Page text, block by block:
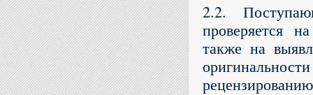
2.2.
проверяется
также на